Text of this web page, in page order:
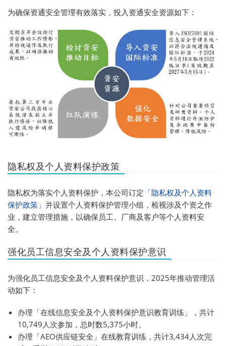
为确保资通安全管理有效落实，投入资通安全资源如下：
隐私权及个人资料保护政策
隐私权为落实个人资料保护，本公司订定 「隐私权及个人资料
保护政策」 并设置个人资料保护管理小组，检视涉及个资之作
业，建立管理措施，以确保员工、厂商及客户等个人资料安
全。
强化员工信息安全及个人资料保护意识
为强化员工信息安全及个人资料保护意识，2025年推动管理活
动如下：
办理「在线信息安全及个人资料保护意识教育训练」，共计
10,749人次参加，总时数5,375小时。
办理「AEO供应链安全」在线教育训练，共计3,434人次完